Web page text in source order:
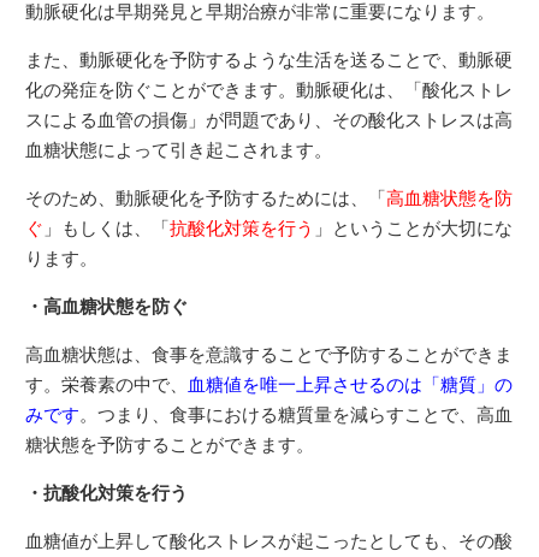
動脈硬化は早期発見と早期治療が非常に重要になります。
また、動脈硬化を予防するような生活を送ることで、動脈硬
化の発症を防ぐことができます。動脈硬化は、「酸化ストレ
スによる血管の損傷」が問題であり、その酸化ストレスは高
血糖状態によって引き起こされます。
そのため、動脈硬化を予防するためには、「高血糖状態を防
ぐ 」もしくは、「抗酸化対策を行う 」ということが大切にな
ります。
・高血糖状態を防ぐ
高血糖状態は、食事を意識することで予防することができま
す。栄養素の中で、
血糖値を唯一上昇させるのは「糖質」の
みです。つまり、食事における糖質量を減らすことで、高血
糖状態を予防することができます。
・抗酸化対策を行う
血糖値が上昇して酸化ストレスが起こったとしても、その酸